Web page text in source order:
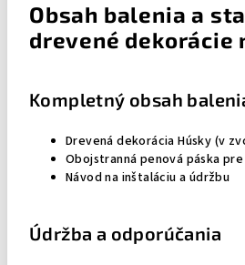
Obsah balenia a
drevené dekorácie
Kompletný obsah
Drevená dekorácia Húsky (v
Obojstranná penová páska
Návod na inštaláciu a údržbu
Údržba a odporúčania